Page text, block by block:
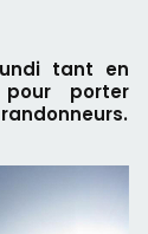
tant en
pour porter